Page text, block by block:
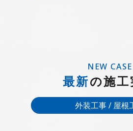
NEW CASE
最新の施
外装工事 / 屋根